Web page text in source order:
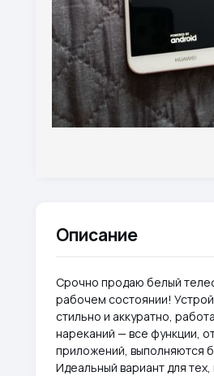
Описание
Срочно продаю белый
рабочем состоянии!
стильно и аккуратно,
нареканий — все функции,
приложений, выполняются
Идеальный вариант для